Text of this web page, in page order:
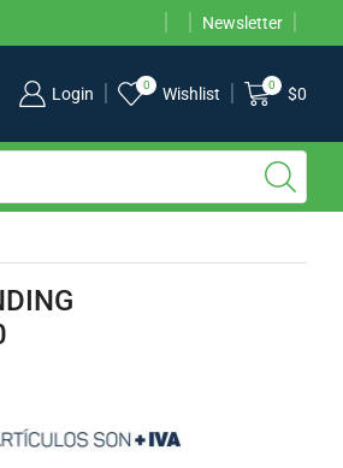
EN CALI, BOGOTÁ Y MEDELLÍN
Newsletter
Login 0 Wishlist 0 $0